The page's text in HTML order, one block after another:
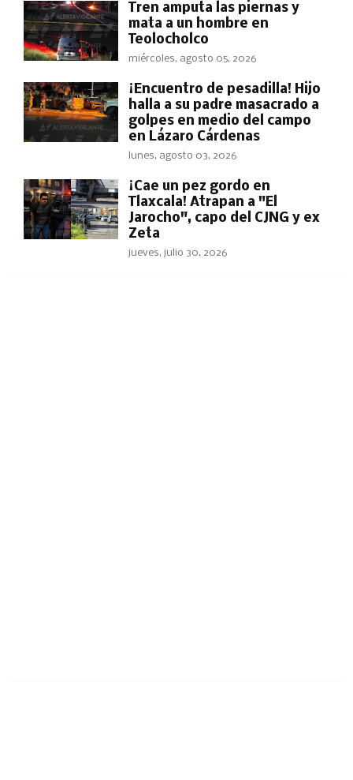
Tren amputa las piernas y
mata a un hombre en
Teolocholco
miércoles, agosto 05, 2026
​¡Encuentro de pesadilla! Hijo
halla a su padre masacrado a
golpes en medio del campo
en Lázaro Cárdenas
lunes, agosto 03, 2026
​¡Cae un pez gordo en
Tlaxcala! Atrapan a "El
Jarocho", capo del CJNG y ex
Zeta
jueves, julio 30, 2026